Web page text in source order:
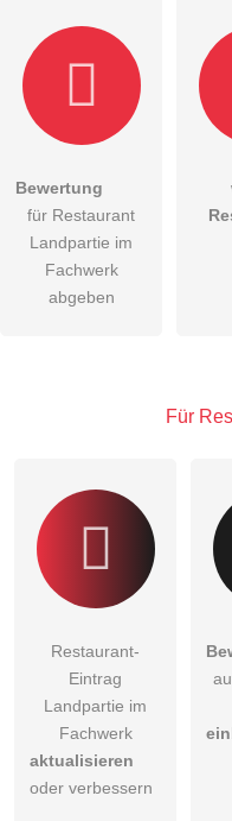
Die Datenschutzerklärung
öffentliche Frage stellen
Restaurant-Eintrag zu
Bewertung
für Restaurant
Landpartie im
Fachwerk
abgeben
Für
Restaurant-
Eintrag
Landpartie im
Fachwerk
aktualisieren
oder verbessern